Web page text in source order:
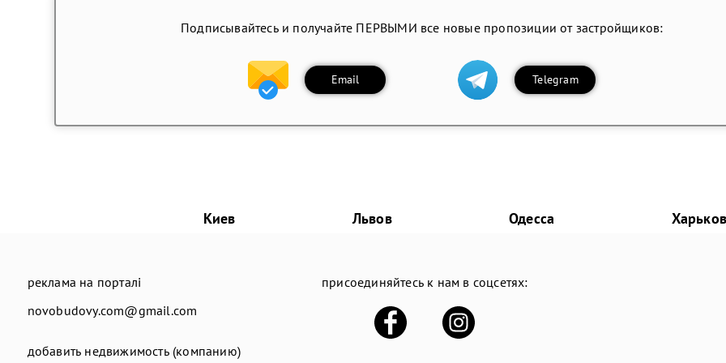
Подписывайтесь и получайте ПЕРВЫМИ все новые пропозиции от застройщиков:
Email Telegram
Киев Львов Одесса Харьков
реклама на порталі
novobudovy.com@gmail.com
добавить недвижимость (компанию)
присоединяйтесь к нам в соцсетях: